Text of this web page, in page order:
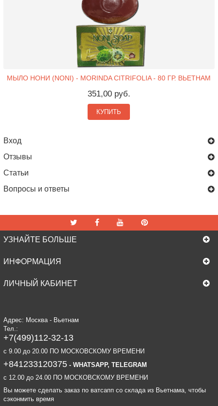
МЫЛО НОНИ (NONI) - MORINDA CITRIFOLIA - 80 ГР. ВЬЕТНАМ
351,00 руб.
КУПИТЬ
Вход
Отзывы
Статьи
Вопросы и ответы
УЗНАЙТЕ БОЛЬШЕ
ИНФОРМАЦИЯ
ЛИЧНЫЙ КАБИНЕТ
Адрес: Москва - Вьетнам
Тел.:
+7(499)112-32-13
c 9.00 до 20.00 ПО МОСКОВСКОМУ ВРЕМЕНИ
+841233120375- WHATSAPP, TELEGRAM
c 12.00 до 24.00 ПО МОСКОВСКОМУ ВРЕМЕНИ
Вы можете сделать заказ по ватсапп со склада из Вьетнама, чтобы
сэконмить время